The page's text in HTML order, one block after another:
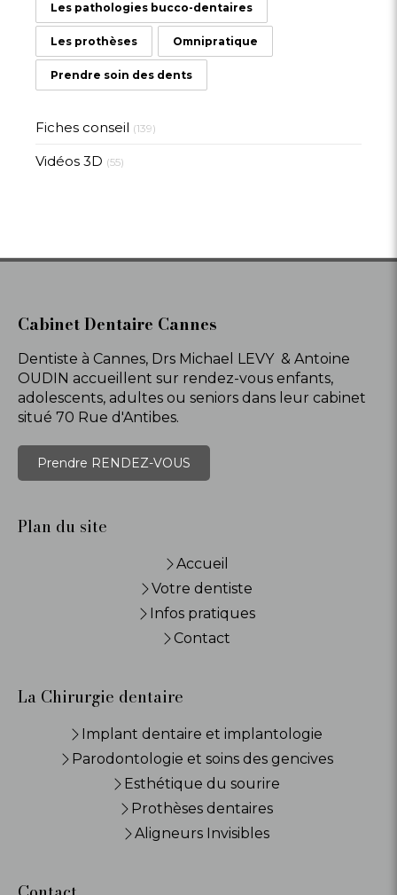
Les pathologies bucco-dentaires
Les prothèses Omnipratique
Prendre soin des dents
Fiches conseil (139)
Vidéos 3D (55)
Cabinet Dentaire Cannes
Dentiste à Cannes, Drs Michael LEVY & Antoine
OUDIN accueillent sur rendez-vous enfants,
adolescents, adultes ou seniors dans leur cabinet
situé 70 Rue d'Antibes.
Prendre RENDEZ-VOUS
Plan du site
Accueil
Votre dentiste
Infos pratiques
Contact
La Chirurgie dentaire
Implant dentaire et implantologie
Parodontologie et soins des gencives
Esthétique du sourire
Prothèses dentaires
Aligneurs Invisibles